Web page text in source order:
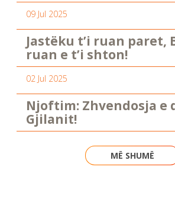
09 Jul 2025
Jastëku t’i ruan paret,
ruan e t’i shton!
02 Jul 2025
Njoftim: Zhvendosja e
Gjilanit!
MË SHUMË